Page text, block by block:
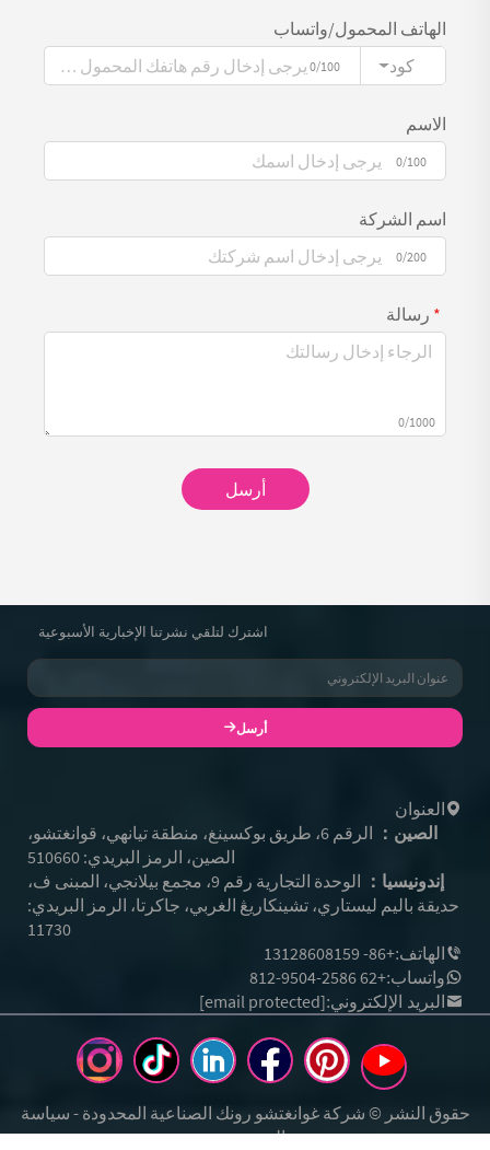
الهاتف المحمول/واتساب
كود
0/100
الاسم
0/100
اسم الشركة
0/200
رسالة
0/1000
أرسل
اشترك لتلقي نشرتنا الإخبارية الأسبوعية
أرسل
العنوان
الصين：
الرقم 6، طريق بوكسينغ، منطقة تيانهي، قوانغتشو،
الصين، الرمز البريدي: 510660
إندونيسيا：
الوحدة التجارية رقم 9، مجمع بيلانجي، المبنى ف،
حديقة باليم ليستاري، تشينكاريڠ الغربي، جاكرتا، الرمز البريدي:
11730
الهاتف:+86- 13128608159
واتساب:+62 812-9504-2586
البريد الإلكتروني:[email protected]
حقوق النشر © شركة غوانغتشو رونك الصناعية المحدودة - سياسة
الخصوصية